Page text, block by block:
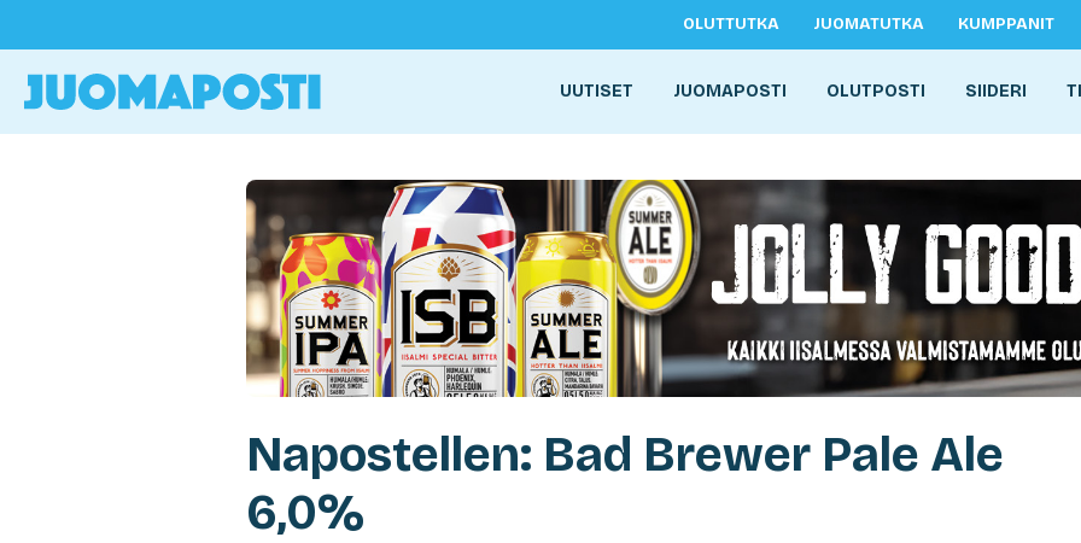
OLUTTUTKA JUOMATUTKA KUMPPANIT
UUTISET JUOMAPOSTI OLUTPOSTI SIIDERI
Napostellen: Bad Brewer Pale Ale
6,0%